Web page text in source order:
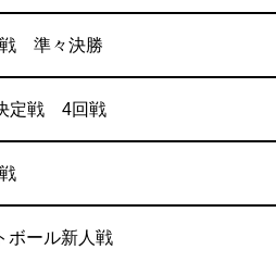
戦 準々決勝
定戦 4回戦
ボール新人戦